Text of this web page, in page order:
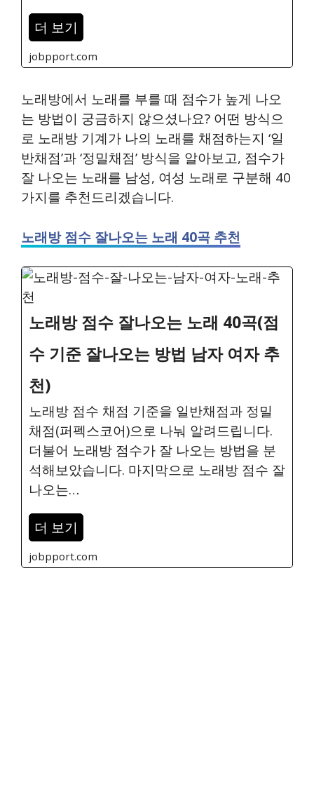
더 보기
jobpport.com
노래방에서 노래를 부를 때 점수가 높게 나오
는 방법이 궁금하지 않으셨나요? 어떤 방식으
로 노래방 기계가 나의 노래를 채점하는지 ‘일
반채점’과 ‘정밀채점’ 방식을 알아보고, 점수가
잘 나오는 노래를 남성, 여성 노래로 구분해 40
가지를 추천드리겠습니다.
노래방 점수 잘나오는 노래 40곡 추천
노래방 점수 잘나오는 노래 40곡(점
수 기준 잘나오는 방법 남자 여자 추
천)
노래방 점수 채점 기준을 일반채점과 정밀
채점(퍼펙스코어)으로 나눠 알려드립니다.
더불어 노래방 점수가 잘 나오는 방법을 분
석해보았습니다. 마지막으로 노래방 점수 잘
나오는…
더 보기
jobpport.com